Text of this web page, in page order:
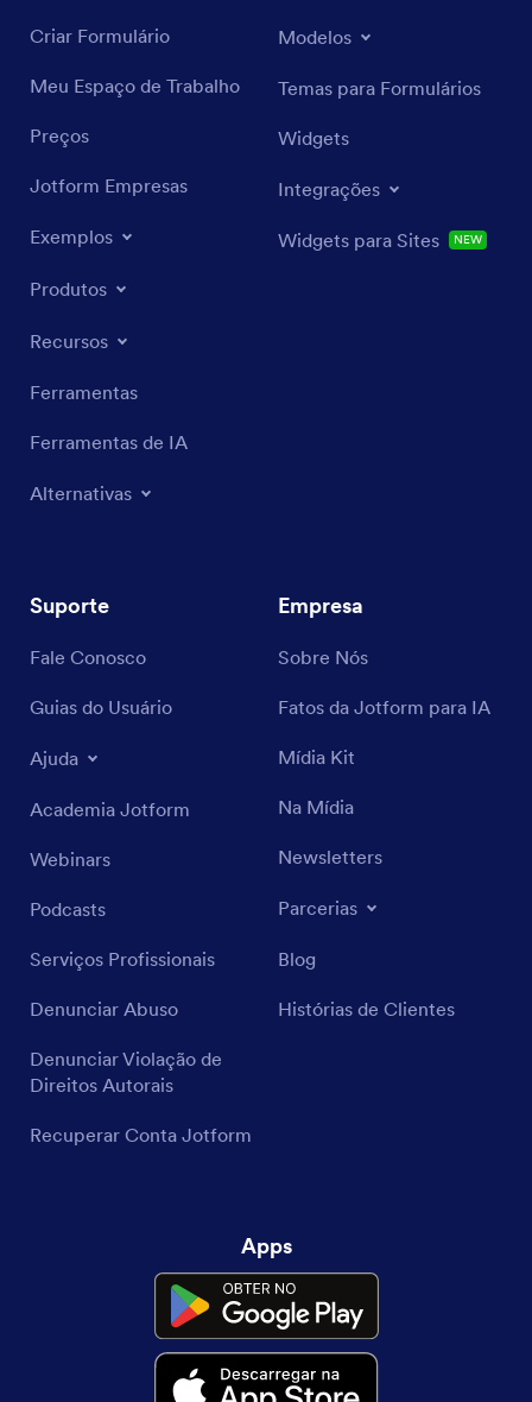
Criar Formulário
Meu Espaço de Trabalho
Preços
Jotform Empresas
Exemplos
Produtos
Recursos
Ferramentas
Ferramentas de IA
Alternativas
Modelos
Temas para Formulários
Widgets
Integrações
Widgets para Sites NEW
Suporte
Fale Conosco
Guias do Usuário
Ajuda
Academia Jotform
Webinars
Podcasts
Serviços Profissionais
Denunciar Abuso
Denunciar Violação de
Direitos Autorais
Recuperar Conta Jotform
Empresa
Sobre Nós
Fatos da Jotform para IA
Mídia Kit
Na Mídia
Newsletters
Parcerias
Blog
Histórias de Clientes
Apps